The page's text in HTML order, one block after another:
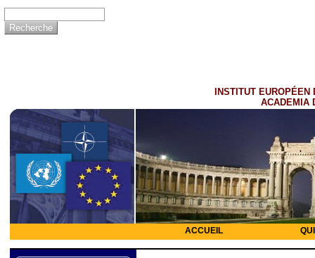
INSTITUT EUROPÉEN
ACADEMIA
ACCUEIL